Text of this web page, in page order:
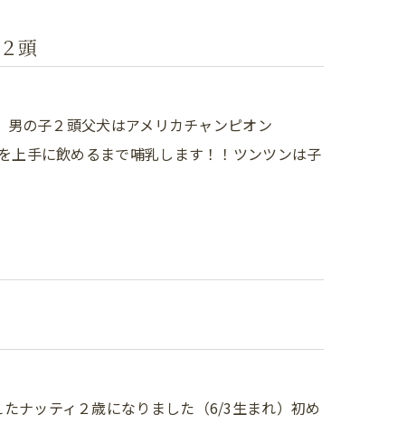
頭
の子２頭父犬はアメリカチャンピオン
手に飲めるまで哺乳します！！ツンツンは子
ナッティ２歳になりました（6/3生まれ）初め